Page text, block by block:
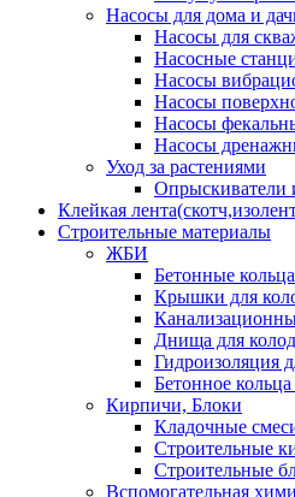
Насосы для дома и
Насосы для
Насосные
Насосы
Насосы
Насосы
Насосы
Уход за растениями
Опрыскиватели
Клейкая
Строительные материалы
ЖБИ
Бетонные кольца
Крышки для
Днища для
Гидроизоляция
Бетонное
Кирпичи, Блоки
Кладочные
Строительные
Строительные
Вспомогательная